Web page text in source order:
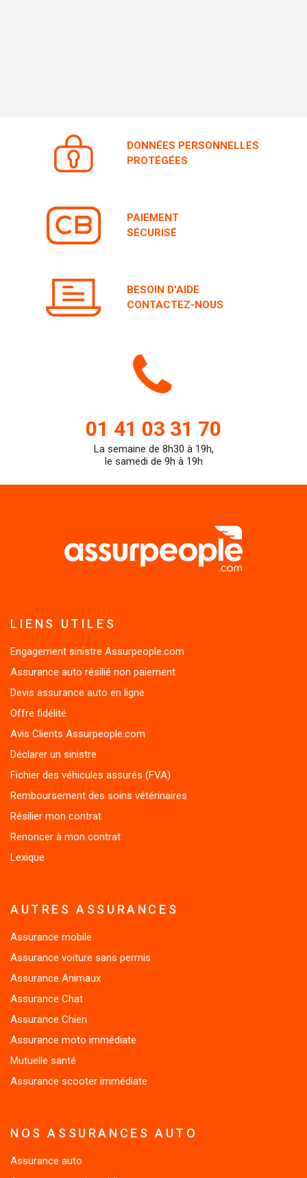
PROTÉGÉES
SÉCURISÉ
CONTACTEZ-NOUS
de
La semaine de 8h30 à 19h,
le samedi de 9h à 19h
Assurance auto résilié non paiement
Devis assurance auto en ligne
Offre fidélité
Avis Clients Assurpeople.com
Déclarer un sinistre
Fichier des véhicules assurés (FVA)
Remboursement des soins vétérinaires
Résilier mon contrat
Renoncer à mon contrat
Lexique
Assurance voiture sans permis
Assurance Animaux
Assurance Chat
Assurance Chien
Assurance moto immédiate
Mutuelle santé
Assurance scooter immédiate
Assurance auto immédiate